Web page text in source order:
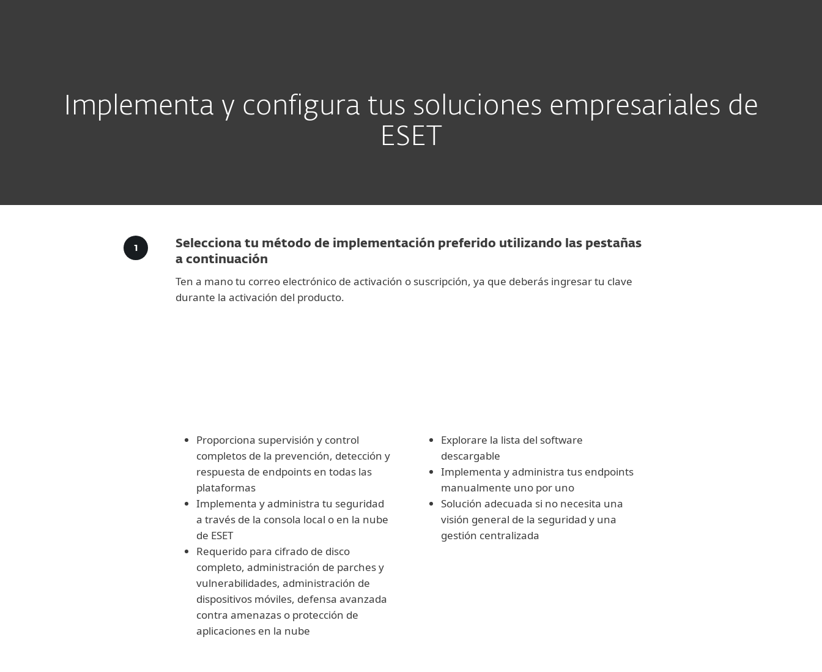
Implementa y configura tus soluciones empresariales de
ESET
Selecciona tu método de implementación preferido utilizando las pestañas
a continuación
Ten a mano tu correo electrónico de activación o suscripción, ya que deberás ingresar tu clave
durante la activación del producto.
Proporciona supervisión y control
completos de la prevención, detección y
respuesta de endpoints en todas las
plataformas
Implementa y administra tu seguridad
a través de la consola local o en la nube
de ESET
Requerido para cifrado de disco
completo, administración de parches y
vulnerabilidades, administración de
dispositivos móviles, defensa avanzada
contra amenazas o protección de
aplicaciones en la nube
Explorare la lista del software
descargable
Implementa y administra tus endpoints
manualmente uno por uno
Solución adecuada si no necesita una
visión general de la seguridad y una
gestión centralizada